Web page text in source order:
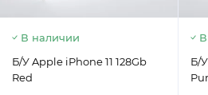
В наличии
Б/У Apple iPhone 11 128Gb
Red
Б/